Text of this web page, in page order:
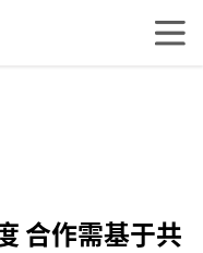
合作需基于共